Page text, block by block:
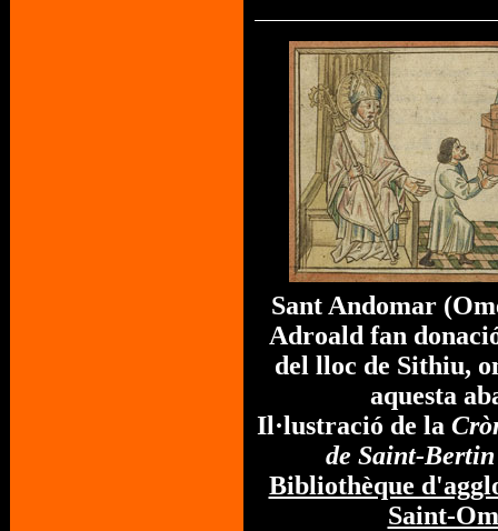
Sant Andomar
Adroald fan
del lloc de Sithiu,
aquesta
Il·lustració de la
de Saint-
Bibliothèque
Saint-